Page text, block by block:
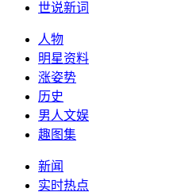
世说新词
人物
明星资料
涨姿势
历史
男人文娱
趣图集
新闻
实时热点